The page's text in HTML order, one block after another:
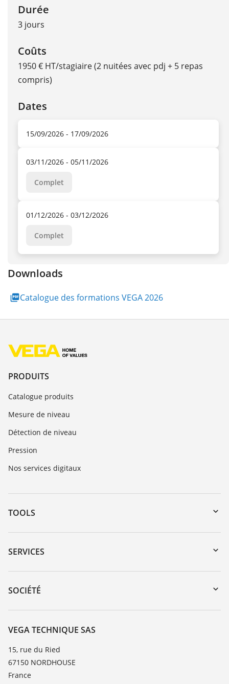
Durée
3 jours
Coûts
1950 € HT/stagiaire (2 nuitées avec pdj + 5 repas
compris)
Dates
15/09/2026 - 17/09/2026
03/11/2026 - 05/11/2026
Complet
01/12/2026 - 03/12/2026
Complet
Downloads
Catalogue des formations VEGA 2026
PRODUITS
Catalogue produits
Mesure de niveau
Détection de niveau
Pression
Nos services digitaux
TOOLS
Téléchargements
Recherche par numéro de série
DTM Collection/PACTware
SERVICES
Retour d'appareil
Formations
TeamViewer
SOCIÉTÉ
Carrière
À propos de VEGA
Contact
News
Presse
VEGA TECHNIQUE SAS
15, rue du Ried
67150 NORDHOUSE
France